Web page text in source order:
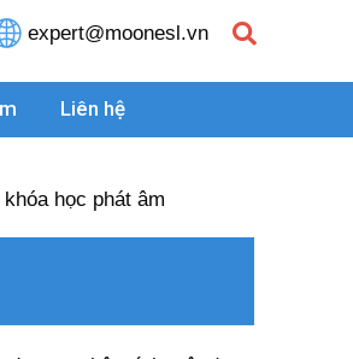
expert@moonesl.vn
Liên hệ
học phát âm